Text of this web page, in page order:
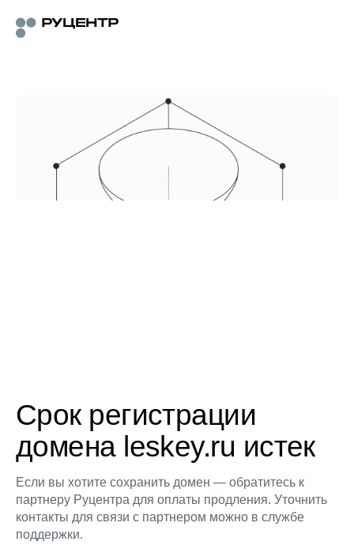
Срок регистрации
домена leskey.ru истек
Если вы хотите сохранить домен — обратитесь к
партнеру Руцентра для оплаты продления. Уточнить
контакты для связи с партнером можно в службе
поддержки.